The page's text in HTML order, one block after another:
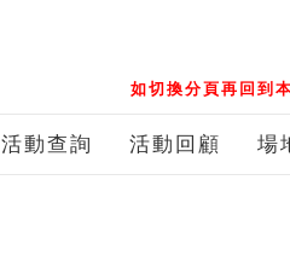
如切換分頁再回到
活動查詢 活動回顧 場